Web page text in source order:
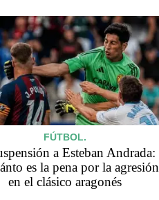
FÚTBOL.
a Esteban Andrada:
es la pena por la agresión
en el clásico aragonés